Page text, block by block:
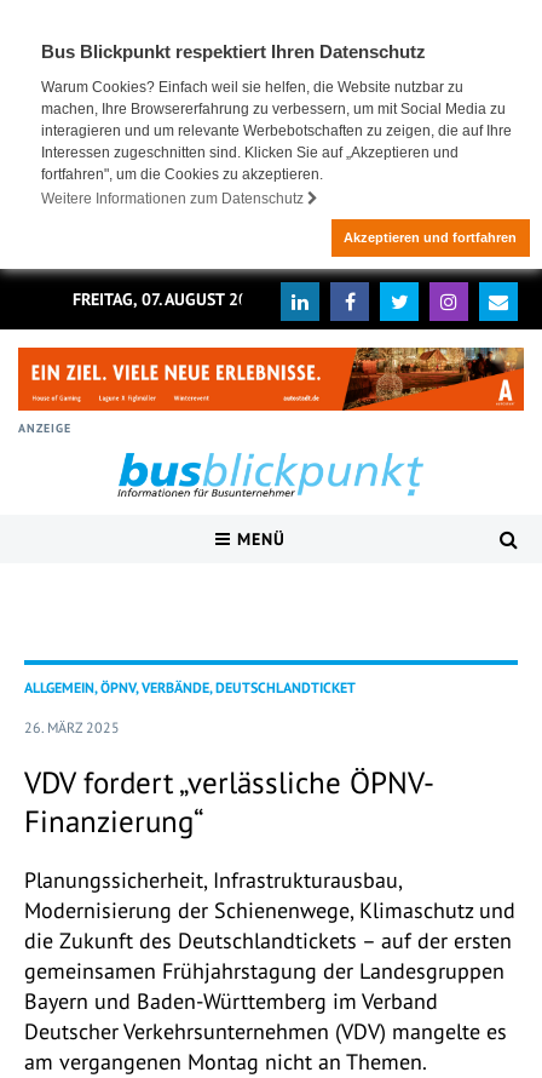
Bus Blickpunkt respektiert Ihren Datenschutz
Warum Cookies? Einfach weil sie helfen, die Website nutzbar zu
machen, Ihre Browsererfahrung zu verbessern, um mit Social Media zu
interagieren und um relevante Werbebotschaften zu zeigen, die auf Ihre
Interessen zugeschnitten sind. Klicken Sie auf „Akzeptieren und
fortfahren", um die Cookies zu akzeptieren.
Weitere Informationen zum Datenschutz
Akzeptieren und fortfahren
FREITAG, 07. AUGUST 2026
ANZEIGE
MENÜ
ALLGEMEIN, ÖPNV, VERBÄNDE, DEUTSCHLANDTICKET
26. MÄRZ 2025
VDV fordert „verlässliche ÖPNV-
Finanzierung“
Planungssicherheit, Infrastrukturausbau,
Modernisierung der Schienenwege, Klimaschutz und
die Zukunft des Deutschlandtickets – auf der ersten
gemeinsamen Frühjahrstagung der Landesgruppen
Bayern und Baden-Württemberg im Verband
Deutscher Verkehrsunternehmen (VDV) mangelte es
am vergangenen Montag nicht an Themen.